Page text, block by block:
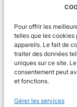
Pour offrir les
telles que les cookies
appareils. Le fait de
traiter des données
uniques sur ce site.
consentement peut
et fonctions.
Gérer les services
Agenda 24
L'agenda des